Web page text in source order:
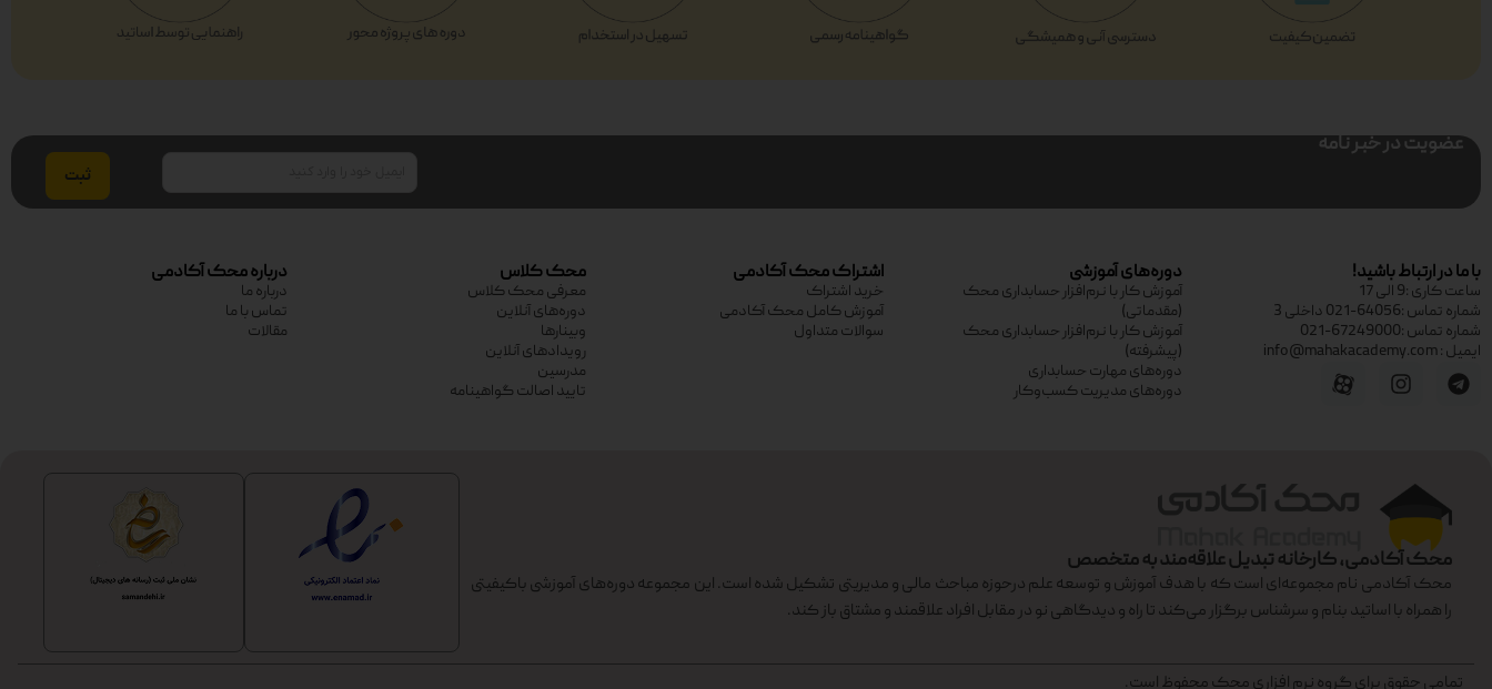
عضویت در خبر نامه
با ما در ارتباط باشید!
ساعت کاری :9 الی 17
شماره تماس :64056-021 داخلی 3
شماره تماس :67249000-021
ایمیل : info@mahakacademy.com
دوره‌های آموزشی
آموزش کار با نرم‌افزار حسابداری محک
(مقدماتی)
آموزش کار با نرم‌افزار حسابداری محک
(پیشرفته)
دوره‌های مهارت حسابداری
دوره‌های مدیریت کسب‌وکار
اشتراک محک آکادمی
خرید اشتراک
آموزش کامل محک آکادمی
سوالات متداول
محک کلاس
معرفی محک کلاس
دوره‌های آنلاین
وبینارها
رویدادهای آنلاین
مدرسین
تایید اصالت گواهینامه
درباره محک آکادمی
درباره ما
تماس با ما
مقالات
محک آکادمی، کارخانه تبدیل علاقه‌مند به متخصص
محک آکادمی نام مجموعه‌ای است که با هدف آموزش و توسعه علم درحوزه مباحث مالی و مدیریتی تشکیل شده است. این مجموعه دوره‌های آموزشی باکیفیتی
را همراه با اساتید بنام و سرشناس برگزار می‌کند تا راه و دیدگاهی نو در مقابل افراد علاقمند و مشتاق باز کند.
تمامی حقوق برای گروه نرم افزاری محک محفوظ است.